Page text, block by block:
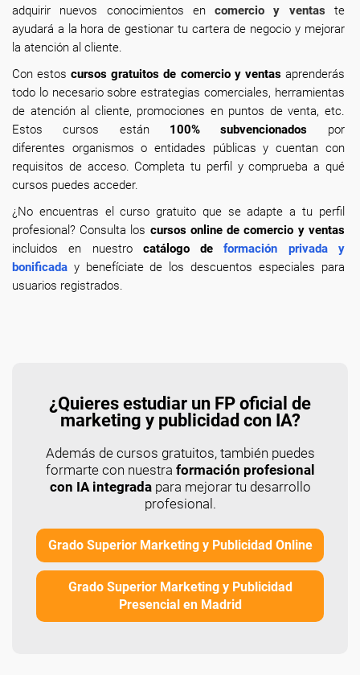
adquirir nuevos conocimientos encomercio y ventas te
ayudará a la hora de gestionar tu cartera de negocio y mejorar
la atención al cliente.
Con estos cursos gratuitos de comercio y ventas aprenderás
todo lo necesario sobre estrategias comerciales, herramientas
de atención al cliente, promociones en puntos de venta, etc.
Estos cursos están 100% subvencionados por
diferentes organismos o entidades públicas y cuentan con
requisitos de acceso. Completa tu perfil y comprueba a qué
cursos puedes acceder.
¿No encuentras el curso gratuito que se adapte a tu perfil
profesional? Consulta los cursos online de comercio y ventas
incluidos en nuestrocatálogo de
formación privada y
bonificada y benefíciate de los descuentos especiales para
usuarios registrados.
¿Quieres estudiar un FP oficial de
marketing y publicidad con IA?
Además de cursos gratuitos, también puedes
formarte con nuestra formación profesional
con IA integradapara mejorar tu desarrollo
profesional.
Grado Superior Marketing y Publicidad Online
Grado Superior Marketing y Publicidad
Presencial en Madrid